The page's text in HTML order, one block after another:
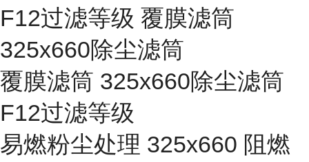
F12过滤等级 覆膜滤筒
325x660除尘滤筒
覆膜滤筒 325x660除尘滤筒
F12过滤等级
易燃粉尘处理 325x660 阻燃